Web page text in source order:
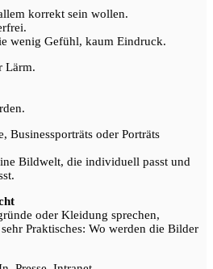
korrekt sein wollen.
wenig Gefühl, kaum Eindruck.
Lärm.
Businessporträts oder Porträts
Bildwelt, die individuell passt und
oder Kleidung sprechen,
Praktisches: Wo werden die Bilder